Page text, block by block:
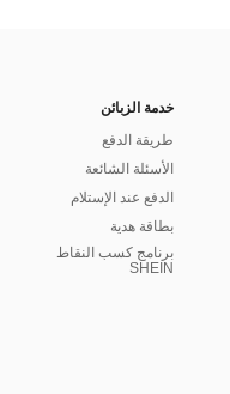
خدمة الزبائن
طريقة الدفع
الأسئلة الشائعة
الدفع عند الإستلام
بطاقة هدية
برنامج كسب النقاط
SHEIN